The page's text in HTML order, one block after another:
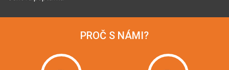
PROČ S NÁMI?